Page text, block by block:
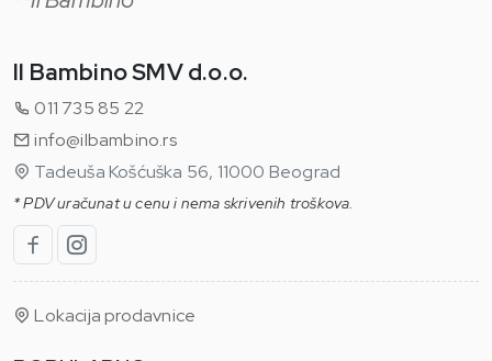
Il Bambino SMV d.o.o.
011 735 85 22
info@ilbambino.rs
Tadeuša Košćuška 56, 11000 Beograd
* PDV uračunat u cenu i nema skrivenih troškova.
Lokacija prodavnice